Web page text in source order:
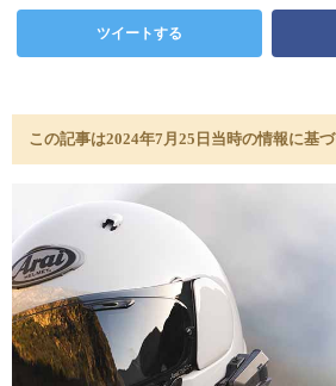
ツイートする
この記事は2024年7月25日当時の情報に基